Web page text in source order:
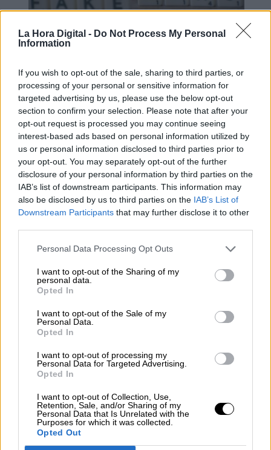
La Hora Digital - Do Not Process My Personal
Information
If you wish to opt-out of the sale, sharing to third parties, or
processing of your personal or sensitive information for
targeted advertising by us, please use the below opt-out
section to confirm your selection. Please note that after your
opt-out request is processed you may continue seeing
interest-based ads based on personal information utilized by
us or personal information disclosed to third parties prior to
your opt-out. You may separately opt-out of the further
disclosure of your personal information by third parties on the
IAB’s list of downstream participants. This information may
also be disclosed by us to third parties on the IAB’s List of
Downstream Participants that may further disclose it to other
Personal Data Processing Opt Outs
I want to opt-out of the Sharing of my
personal data.
Opted In
I want to opt-out of the Sale of my
Personal Data.
Opted In
I want to opt-out of processing my
Personal Data for Targeted Advertising.
Opted In
I want to opt-out of Collection, Use,
Retention, Sale, and/or Sharing of my
Personal Data that Is Unrelated with the
Purposes for which it was collected.
Opted Out
Un estudio revela que la mitad de los
estudiantes de ESO no diferencia las
'fake news'
OPINIONES DIVERSAS
¿La ciudadanía de Occidente
una tercera guerra mundial?
Por Álvaro Frutos Rosado y Gabinete
Suelta y confía
Por María Comesaña
Por Juan Manuel Beltrán
El Conflicto de Oriente Medio:
Un Nuevo Orden Autoritario
en Construcción
Por Álvaro Frutos Rosado y Gabinete
Geopolítica de Crisis